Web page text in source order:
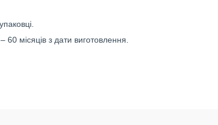
60 місяців з дати виготовлення.